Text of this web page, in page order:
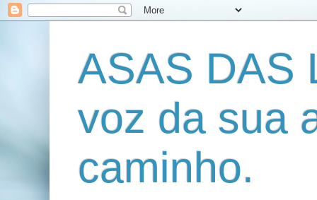
ASAS DAS
voz da sua
caminho.